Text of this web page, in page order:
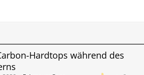
Hardtops während des